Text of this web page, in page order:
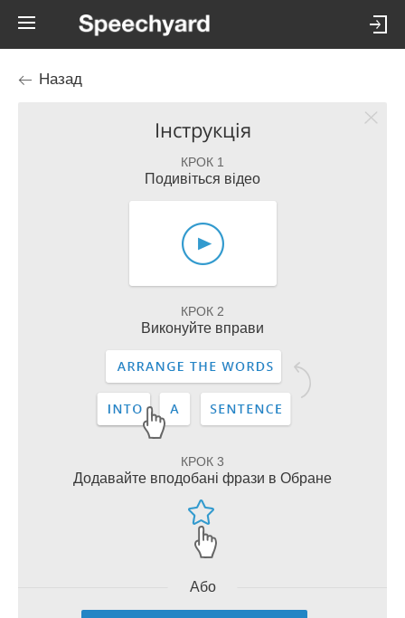
Назад
Інструкція
КРОК 1
Подивіться відео
КРОК 2
Виконуйте вправи
КРОК 3
Додавайте вподобані фрази в Обране
Або